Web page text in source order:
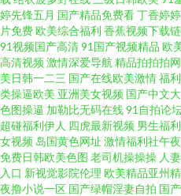
福利社 欧美综合网址 激情五月区综合
免费视频 亚洲欧美日韩国产色 精品福
91在线观看新地址 日韩人工午夜AV
洲另类小说网 日韩www免 91精品桃
片 欧美综合色区 九九成人 草莓视频
婷先锋五月 国产精品免费看丁香婷
片免费欧美综合福利 香蕉视频下载
91视频国产高清91国产视频精品 欧
高清视频激情深爱导航 精品拍拍拍
美日韩一二三 国产在线欧美激情福
类操逼欧美 亚洲美女视频 国产中文
色图操逼 加勒比无码在线91自拍论
超碰福利伊人 四虎最新视频 男生福
女视频 岛国黄色网址 激情福利社午夜
免费日韩欧美色图 老司机操操操 人
入口 新视觉影院伦理 欧美精品亚州
夜撸小说一区 国产绿帽淫妻自拍 国